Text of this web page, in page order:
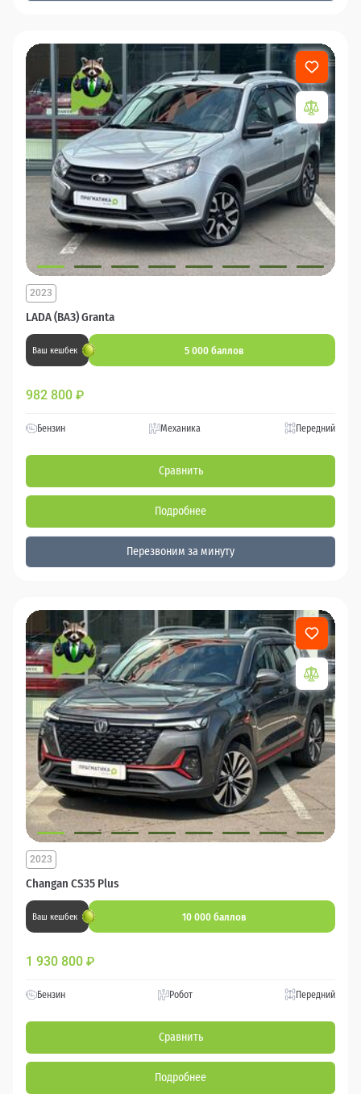
LADA (ВАЗ) Granta
2023
Ваш кешбек 5 000 баллов
982 800 ₽
Бензин Механика Передний
Сравнить
Подробнее
Перезвоним за минуту
Changan CS35 Plus
2023
Ваш кешбек 10 000 баллов
1 930 800 ₽
Бензин Робот Передний
Сравнить
Подробнее